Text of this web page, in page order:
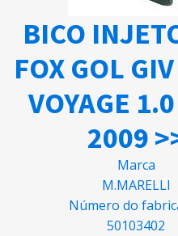
BICO
FOX GOL
VOYAGE
2009
Marca
M.MARELLI
Número do
50103402